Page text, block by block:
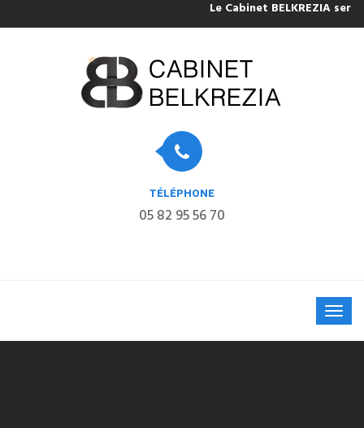
Le Cabinet BELKREZIA sera
TÉLÉPHONE
05 82 95 56 70